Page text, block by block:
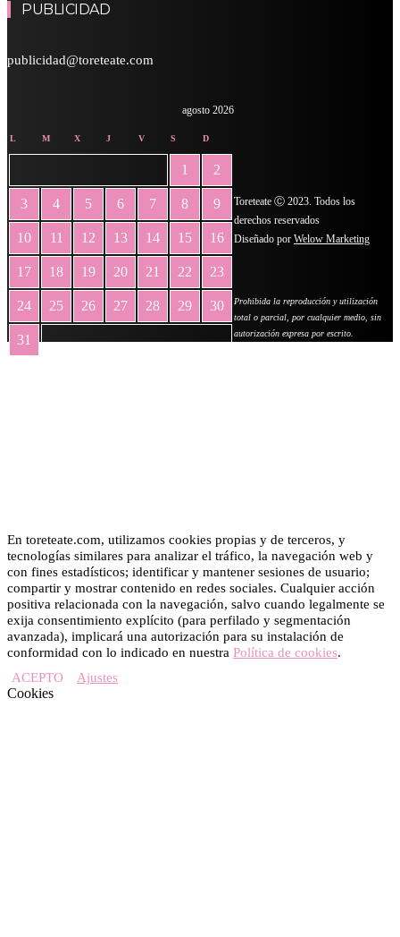
PUBLICIDAD
publicidad@toreteate.com
agosto 2026
L M X J V S D
1 2
3 4 5 6 7 8 9
10 11 12 13 14 15 16
17 18 19 20 21 22 23
24 25 26 27 28 29 30
31
Toreteate Ⓒ 2023. Todos los
derechos reservados
Diseñado por Welow Marketing
Prohibida la reproducción y utilización
total o parcial, por cualquier medio, sin
autorización expresa por escrito.
En toreteate.com, utilizamos cookies propias y de terceros, y
tecnologías similares para analizar el tráfico, la navegación web y
con fines estadísticos; identificar y mantener sesiones de usuario;
compartir y mostrar contenido en redes sociales. Cualquier acción
positiva relacionada con la navegación, salvo cuando legalmente se
exija consentimiento explícito (para perfilado y segmentación
avanzada), implicará una autorización para su instalación de
conformidad con lo indicado en nuestra Política de cookies.
ACEPTO
Ajustes
Cookies